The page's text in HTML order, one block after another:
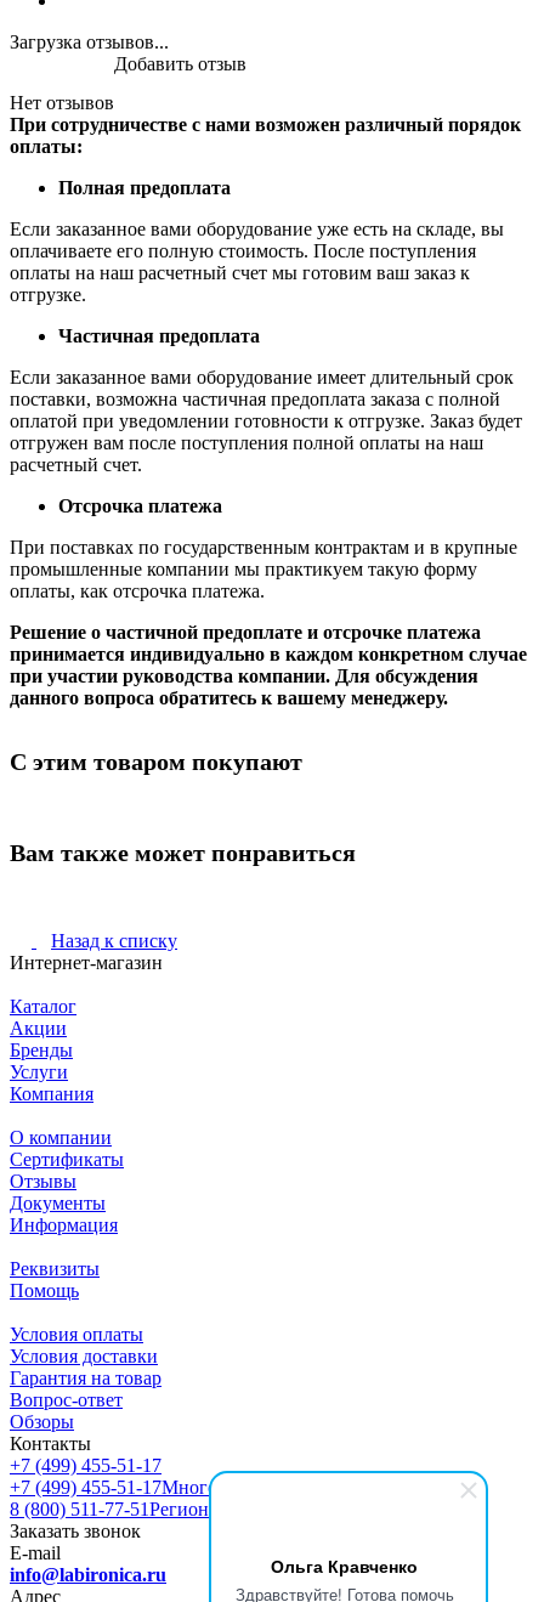
Ольга Кравченко
Здравствуйте! Готова помочь
Загрузка отзывов...
Нет отзывов
Добавить отзыв
При сотрудничестве с нами возможен различный порядок
оплаты:
Полная предоплата
Если заказанное вами оборудование уже есть на складе, вы
оплачиваете его полную стоимость. После поступления
оплаты на наш расчетный счет мы готовим ваш заказ к
отгрузке.
Частичная предоплата
Если заказанное вами оборудование имеет длительный срок
поставки, возможна частичная предоплата заказа с полной
оплатой при уведомлении готовности к отгрузке. Заказ будет
отгружен вам после поступления полной оплаты на наш
расчетный счет.
Отсрочка платежа
При поставках по государственным контрактам и в крупные
промышленные компании мы практикуем такую форму
оплаты, как отсрочка платежа.
Решение о частичной предоплате и отсрочке платежа
принимается индивидуально в каждом конкретном случае
при участии руководства компании. Для обсуждения
данного вопроса обратитесь к вашему менеджеру.
С этим товаром покупают
Вам также может понравиться
Назад к списку
Интернет-магазин
Каталог
Акции
Бренды
Услуги
Компания
О компании
Сертификаты
Отзывы
Документы
Информация
Реквизиты
Помощь
Условия оплаты
Условия доставки
Гарантия на товар
Вопрос-ответ
Обзоры
Контакты
+7 (499) 455-51-17
+7 (499) 455-51-17Многоканальный
8 (800) 511-77-51Регионы РФ
Заказать звонок
E-mail
info@labironica.ru
Адрес